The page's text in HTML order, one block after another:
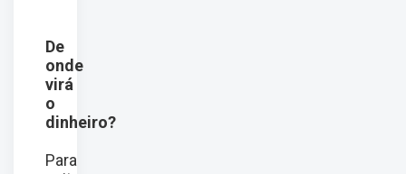
De
onde
virá
o
dinheiro?
Para